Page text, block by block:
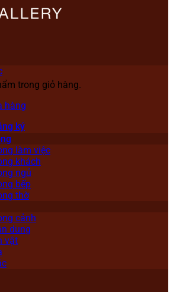
trong giỏ hàng.
hàng
ký
làm việc
khách
ngủ
bếp
thờ
cảnh
dung
vật